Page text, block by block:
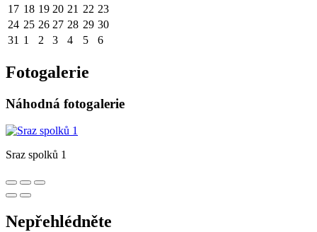
17 18 19 20 21 22 23
24 25 26 27 28 29 30
31 1 2 3 4 5 6
Fotogalerie
Náhodná fotogalerie
Sraz spolků 1
Nepřehlédněte